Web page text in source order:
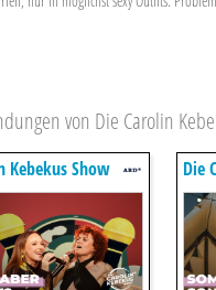
von Die Carolin
Kebekus Show Die